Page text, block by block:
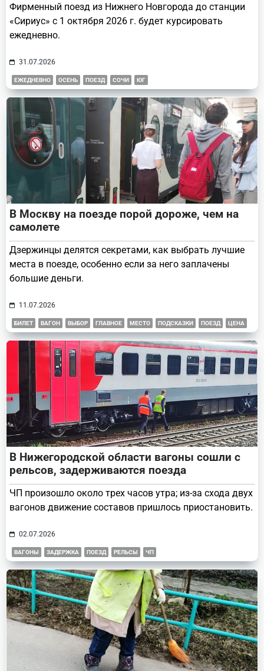
Фирменный поезд из Нижнего Новгорода до станции
«Сириус» с 1 октября 2026 г. будет курсировать
ежедневно.
31.07.2026
ЕЖЕДНЕВНО ОСЕНЬ ПОЕЗД СОЧИ ЮГ
В Москву на поезде порой дороже, чем на
самолете
Дзержинцы делятся секретами, как выбрать лучшие
места в поезде, особенно если за него заплачены
большие деньги.
11.07.2026
БИЛЕТ ВАГОН ВЫБОР ГЛАВНОЕ МЕСТО ПОДСКАЗКИ ПОЕЗД ЦЕНА
В Нижегородской области вагоны сошли с
рельсов, задерживаются поезда
ЧП произошло около трех часов утра; из-за схода двух
вагонов движение составов пришлось приостановить.
02.07.2026
ВАГОНЫ ЗАДЕРЖКА ПОЕЗД РЕЛЬСЫ ЧП